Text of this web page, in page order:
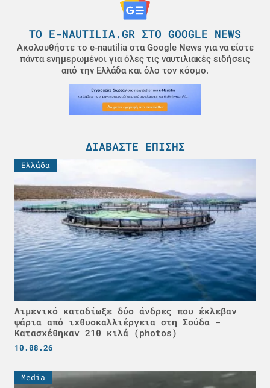
ΤΟ E-NAUTILIA.GR ΣΤΟ GOOGLE NEWS
Ακολουθήστε το e-nautilia στα Google News για να είστε
πάντα ενημερωμένοι για όλες τις ναυτιλιακές ειδήσεις
από την Ελλάδα και όλο τον κόσμο.
ΔΙΑΒΆΣΤΕ ΕΠΊΣΗΣ
Ελλάδα
Λιμενικό καταδίωξε δύο άνδρες που έκλεβαν
ψάρια από ιχθυοκαλλιέργεια στη Σούδα -
Κατασχέθηκαν 210 κιλά (photos)
10.08.26
Media